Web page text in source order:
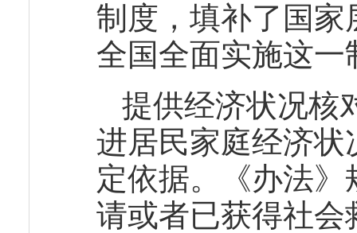
制度，填补了国
全国全面实施这
提供经济状况核
进居民家庭经济
定依据。《办法
请或者已获得社